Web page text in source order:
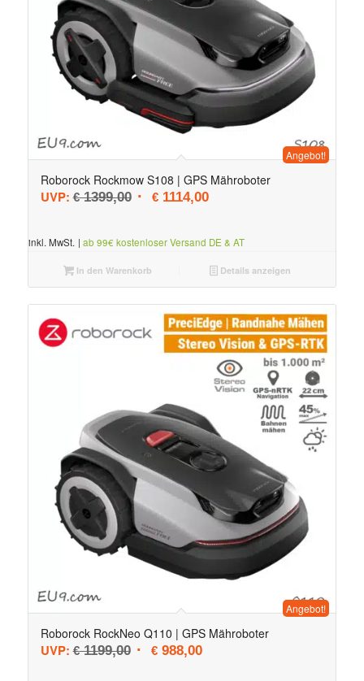
Roborock Rockmow S108 | GPS Mähroboter
UVP: €1399,00 Ursprünglicher Preis war: € 1399,00
€1114,00Aktueller Preis ist: €
Angebot!
inkl. MwSt. | ab 99€ kostenloser Versand DE & AT
In den Warenkorb Details anzeigen
Roborock RockNeo Q110 | GPS Mähroboter
UVP: €1199,00 Ursprünglicher Preis war: € 1199,00
€988,00Aktueller Preis ist: € 988,00.
Angebot!